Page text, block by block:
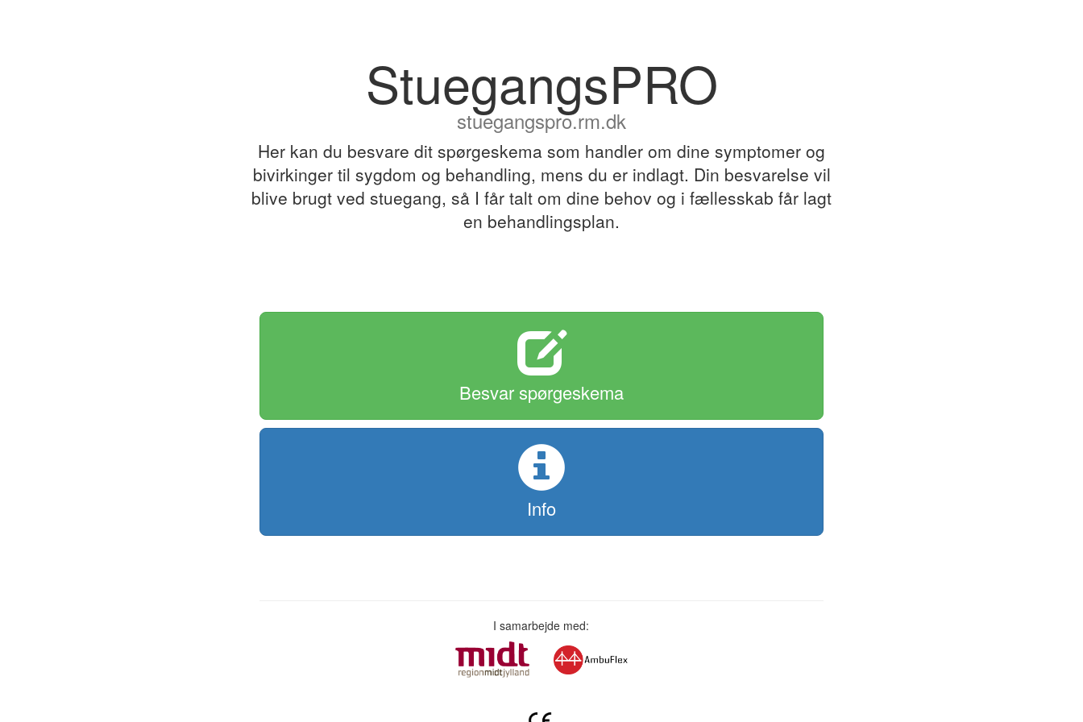
StuegangsPRO
stuegangspro.rm.dk
Her kan du besvare dit spørgeskema som handler om dine symptomer og
bivirkinger til sygdom og behandling, mens du er indlagt. Din besvarelse vil
blive brugt ved stuegang, så I får talt om dine behov og i fællesskab får lagt
en behandlingsplan.
Besvar spørgeskema
Info
I samarbejde med: